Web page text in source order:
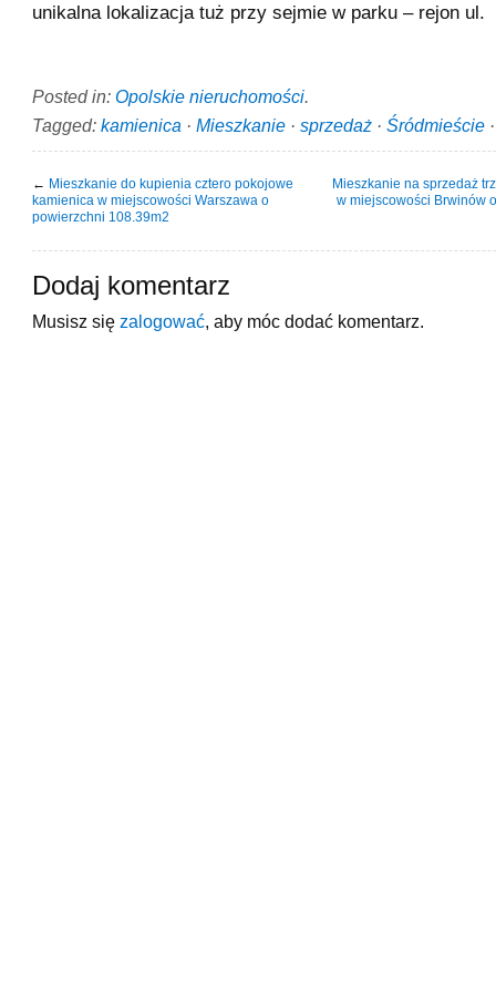
unikalna lokalizacja tuż przy sejmie w parku – rejon ul.
Posted in: Opolskie nieruchomości.
Tagged: kamienica · Mieszkanie · sprzedaż · Śródmieście
← Mieszkanie do kupienia cztero pokojowe
kamienica w miejscowości Warszawa o
powierzchni 108.39m2
Mieszkanie na sprzedaż
w miejscowości Brwinów
Dodaj komentarz
Musisz się zalogować , aby móc dodać komentarz.